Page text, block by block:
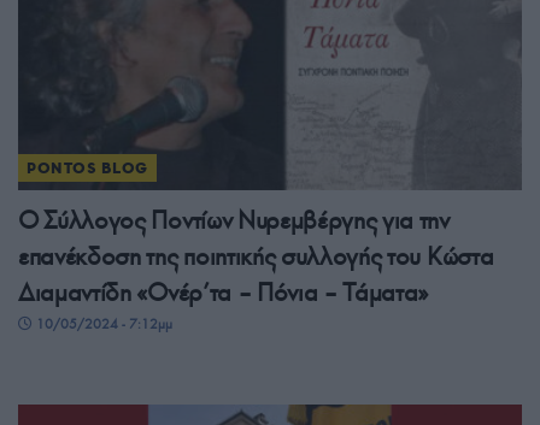
PONTOS BLOG
Ο Σύλλογος Ποντίων Νυρεμβέργης για την
επανέκδοση της ποιητικής συλλογής του Κώστα
Διαμαντίδη «Ονέρ’τα – Πόνια – Τάματα»
10/05/2024 - 7:12μμ